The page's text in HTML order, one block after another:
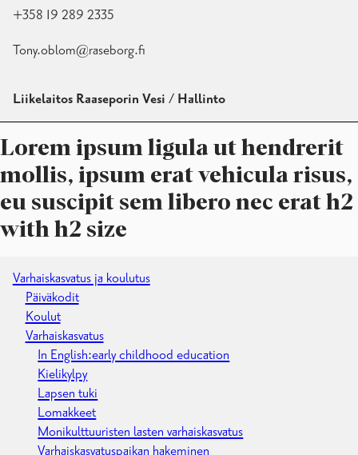
+358 19 289 2335
Tony.oblom@raseborg.fi
Liikelaitos Raaseporin Vesi / Hallinto
Lorem ipsum ligula ut hendrerit
mollis, ipsum erat vehicula risus,
eu suscipit sem libero nec erat h2
with h2 size
Varhaiskasvatus ja koulutus
Päiväkodit
Koulut
Varhaiskasvatus
In English:early childhood education
Kielikylpy
Lapsen tuki
Lomakkeet
Monikulttuuristen lasten varhaiskasvatus
Varhaiskasvatuspaikan hakeminen